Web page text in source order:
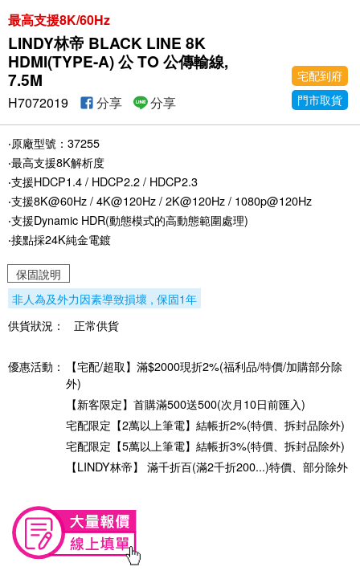
最高支援8K/60Hz
LINDY林帝 BLACK LINE 8K
HDMI(TYPE-A) 公 TO 公傳輸線,
7.5M
宅配到府
門市取貨
H7072019 分享 分享
‧原廠型號：37255
‧最高支援8K解析度
‧支援HDCP1.4 / HDCP2.2 / HDCP2.3
‧支援8K@60Hz / 4K@120Hz / 2K@120Hz / 1080p@120Hz
‧支援Dynamic HDR(動態模式的高動態範圍處理)
‧接點採24K純金電鍍
保固說明
非人為及外力因素導致損壞 , 保固1年
供貨狀況：
正常供貨
優惠活動：
【宅配/超取】滿$2000現折2%(福利品/特價/加購部分除
外)
【新客限定】首購滿500送500(次月10日前匯入)
宅配限定【2萬以上筆電】結帳折2%(特價、拆封品除外)
宅配限定【5萬以上筆電】結帳折3%(特價、拆封品除外)
【LINDY林帝】 滿千折百(滿2千折200...)特價、部分除外